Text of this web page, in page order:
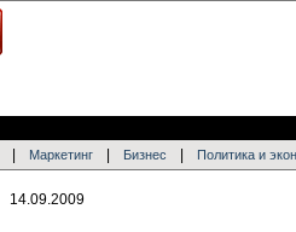
Маркетинг Бизнес Политика и
14.09.2009